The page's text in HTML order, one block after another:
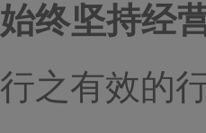
始终坚持经
行之有效的